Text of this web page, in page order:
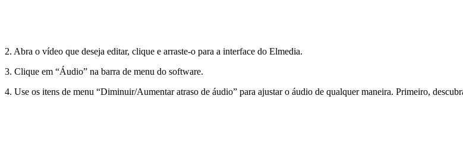
2. Abra o vídeo que deseja editar, clique e arraste-o para a interface do Elmedia.
3. Clique em “Áudio” na barra de menu do software.
4. Use os itens de menu “Diminuir/Aumentar atraso de áudio” para ajustar o áudio de qualquer maneira. Primeiro,